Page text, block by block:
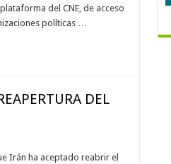
del CNE, de acceso
políticas …
DEL
Irán ha aceptado reabrir el